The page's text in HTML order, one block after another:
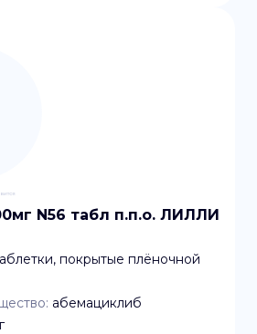
N56 табл п.п.о. ЛИЛЛИ
покрытые плёночной
абемациклиб